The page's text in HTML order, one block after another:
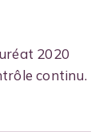
2020
continu.